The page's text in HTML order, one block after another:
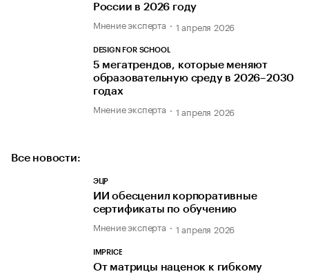
России в 2026 году
Мнение эксперта 1 апреля 2026
DESIGN FOR SCHOOL
5 мегатрендов, которые меняют
образовательную среду в 2026–2030
годах
Мнение эксперта 1 апреля 2026
Все новости:
ЭЦР
ИИ обесценил корпоративные
сертификаты по обучению
Мнение эксперта 1 апреля 2026
IMPRICE
От матрицы наценок к гибкому